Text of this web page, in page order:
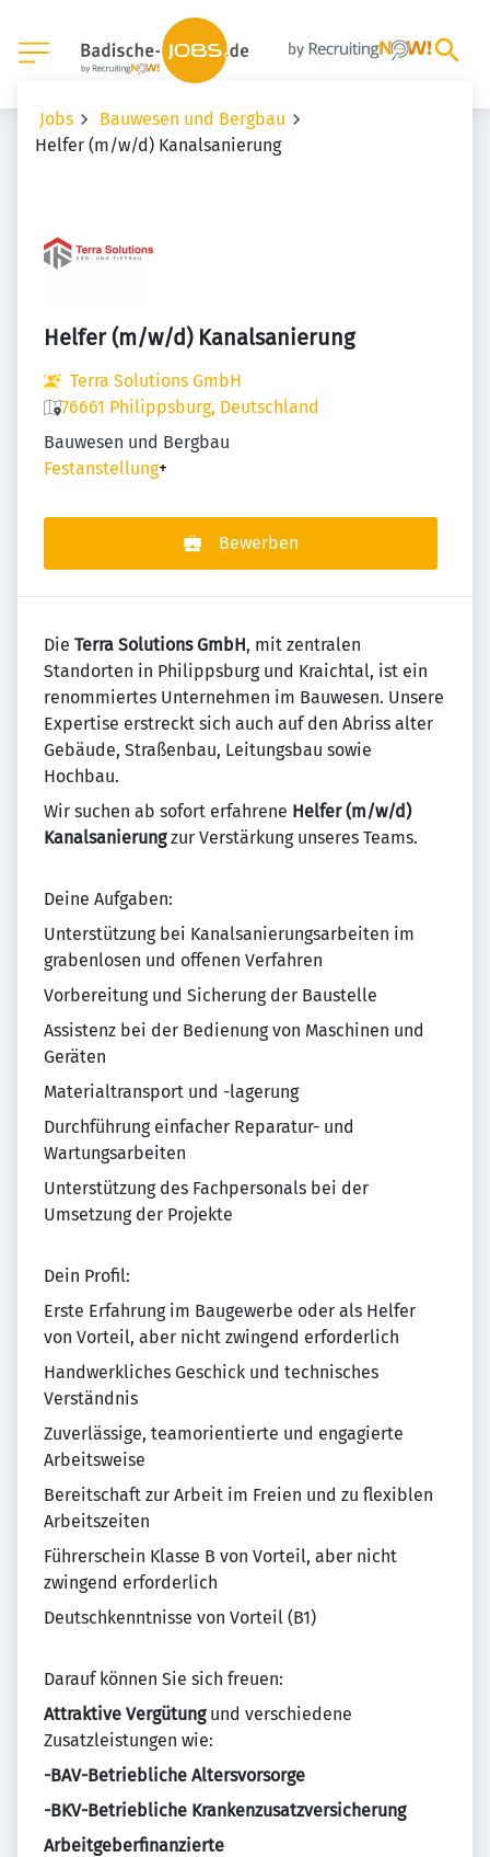
Jobs
Bauwesen und Bergbau
Helfer (m/w/d) Kanalsanierung
Helfer (m/w/d) Kanalsanierung
Terra Solutions GmbH
76661 Philippsburg, Deutschland
Bauwesen und Bergbau
Festanstellung+
Bewerben
Die Terra Solutions GmbH, mit zentralen
Standorten in Philippsburg und Kraichtal, ist ein
renommiertes Unternehmen im Bauwesen. Unsere
Expertise erstreckt sich auch auf den Abriss alter
Gebäude, Straßenbau, Leitungsbau sowie
Hochbau.
Wir suchen ab sofort erfahrene Helfer (m/w/d)
Kanalsanierungzur Verstärkung unseres Teams.
Deine Aufgaben:
Unterstützung bei Kanalsanierungsarbeiten im
grabenlosen und offenen Verfahren
Vorbereitung und Sicherung der Baustelle
Assistenz bei der Bedienung von Maschinen und
Geräten
Materialtransport und -lagerung
Durchführung einfacher Reparatur- und
Wartungsarbeiten
Unterstützung des Fachpersonals bei der
Umsetzung der Projekte
Dein Profil:
Erste Erfahrung im Baugewerbe oder als Helfer
von Vorteil, aber nicht zwingend erforderlich
Handwerkliches Geschick und technisches
Verständnis
Zuverlässige, teamorientierte und engagierte
Arbeitsweise
Bereitschaft zur Arbeit im Freien und zu flexiblen
Arbeitszeiten
Führerschein Klasse B von Vorteil, aber nicht
zwingend erforderlich
Deutschkenntnisse von Vorteil (B1)
Darauf können Sie sich freuen:
Attraktive Vergütungund verschiedene
Zusatzleistungen wie:
-BAV-Betriebliche Altersvorsorge
-BKV-Betriebliche Krankenzusatzversicherung
Arbeitgeberfinanzierte